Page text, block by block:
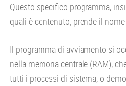
Questo specifico programma,
quali è contenuto, prende il
Il programma di avviamento si
nella memoria centrale (RAM),
tutti i processi di sistema, o